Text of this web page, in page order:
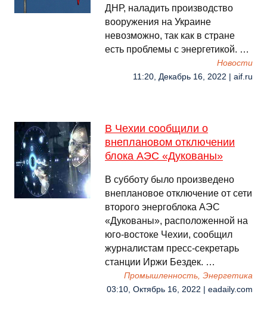
ДНР, наладить производство
вооружения на Украине
невозможно, так как в стране
есть проблемы с энергетикой. …
Новости
11:20, Декабрь 16, 2022 | aif.ru
В Чехии сообщили о
внеплановом отключении
блока АЭС «Дукованы»
В субботу было произведено
внеплановое отключение от сети
второго энергоблока АЭС
«Дукованы», расположенной на
юго-востоке Чехии, сообщил
журналистам пресс-секретарь
станции Иржи Бездек. …
Промышленность, Энергетика
03:10, Октябрь 16, 2022 | eadaily.com